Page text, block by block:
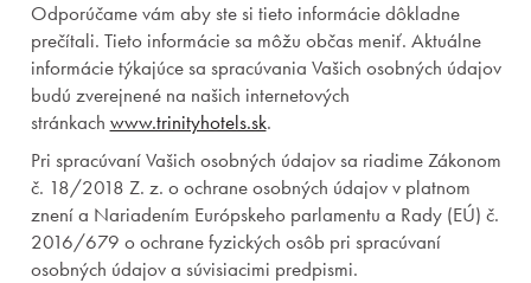
Odporúčame vám aby ste si tieto informácie dôkladne
prečítali. Tieto informácie sa môžu občas meniť. Aktuálne
informácie týkajúce sa spracúvania Vašich osobných údajov
budú zverejnené na našich internetových
stránkach www.trinityhotels.sk.
Pri spracúvaní Vašich osobných údajov sa riadime Zákonom
č. 18/2018 Z. z. o ochrane osobných údajov v platnom
znení a Nariadením Európskeho parlamentu a Rady (EÚ) č.
2016/679 o ochrane fyzických osôb pri spracúvaní
osobných údajov a súvisiacimi predpismi.